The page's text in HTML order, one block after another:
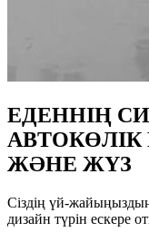
ЕДЕННІҢ
ЖӘНЕ ЖҮЗ
Сіздің үй-
дизайн түрін ескере